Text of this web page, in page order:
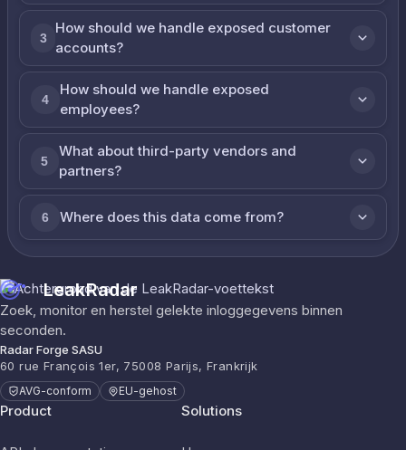
3
How should we handle exposed customer
accounts?
4
How should we handle exposed
employees?
5
What about third-party vendors and
partners?
6 Where does this data come from?
LeakRadar
Zoek, monitor en herstel gelekte inloggegevens binnen
seconden.
Radar Forge SASU
60 rue François 1er, 75008 Parijs, Frankrijk
AVG-conform EU-gehost
Product Solutions